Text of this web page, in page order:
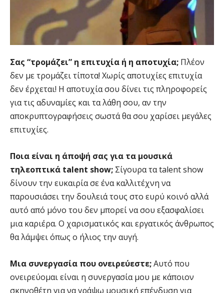
Σας “τρομάζει” η επιτυχία ή η αποτυχία; Πλέον
δεν με τρομάζει τίποτα! Χωρίς αποτυχίες επιτυχία
δεν έρχεται! Η αποτυχία σου δίνει τις πληροφορείς
για τις αδυναμίες και τα λάθη σου, αν την
αποκρυπτογραφήσεις σωστά θα σου χαρίσει μεγάλες
επιτυχίες.
Ποια είναι η άποψή σας για τα μουσικά
τηλεοπτικά talent show; Σίγουρα τα talent show
δίνουν την ευκαιρία σε ένα καλλιτέχνη να
παρουσιάσει την δουλειά τους στο ευρύ κοινό αλλά
αυτό από μόνο του δεν μπορεί να σου εξασφαλίσει
μια καριέρα. Ο χαρισματικός και εργατικός άνθρωπος
θα λάμψει όπως ο ήλιος την αυγή.
Μια συνεργασία που ονειρεύεστε;Αυτό που
ονειρεύομαι είναι η συνεργασία μου με κάποιον
σκηνοθέτη για να γράψω μουσική επένδυση για